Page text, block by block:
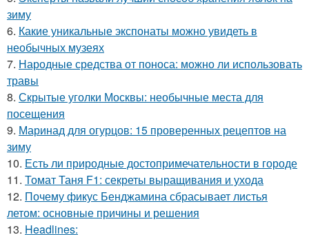
зиму
6. Какие уникальные экспонаты можно увидеть в
необычных музеях
7. Народные средства от поноса: можно ли использовать
травы
8. Скрытые уголки Москвы: необычные места для
посещения
9. Маринад для огурцов: 15 проверенных рецептов на
зиму
10. Есть ли природные достопримечательности в городе
11. Томат Таня F1: секреты выращивания и ухода
12. Почему фикус Бенджамина сбрасывает листья
летом: основные причины и решения
13. Headlines: